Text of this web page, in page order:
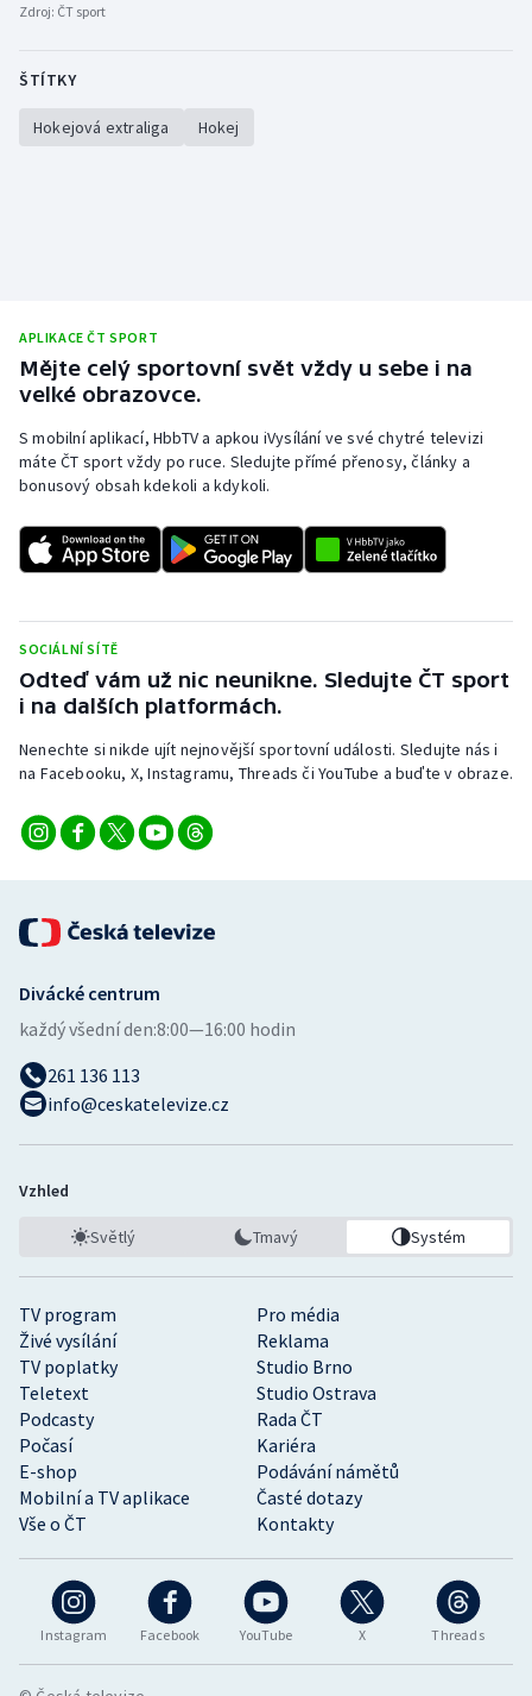
Zdroj: ČT sport
ŠTÍTKY
Hokejová extraliga Hokej
APLIKACE ČT SPORT
Mějte celý sportovní svět vždy u sebe i na
velké obrazovce.
S mobilní aplikací, HbbTV a apkou iVysílání ve své chytré televizi
máte ČT sport vždy po ruce. Sledujte přímé přenosy, články a
bonusový obsah kdekoli a kdykoli.
SOCIÁLNÍ SÍTĚ
Odteď vám už nic neunikne. Sledujte ČT sport
i na dalších platformách.
Nenechte si nikde ujít nejnovější sportovní události. Sledujte nás i
na Facebooku, X, Instagramu, Threads či YouTube a buďte v obraze.
Instagram Facebook YouTube X Threads
TV program
Pro média
Živé vysílání
Reklama
TV poplatky
Studio Brno
Teletext
Studio Ostrava
Podcasty
Rada ČT
Počasí
Kariéra
E-shop
Podávání námětů
Mobilní a TV aplikace
Časté dotazy
Vše o ČT
Kontakty
Divácké centrum
každý všední den:8:00—16:00 hodin
261 136 113
info@ceskatelevize.cz
Vzhled
Světlý Tmavý Systém